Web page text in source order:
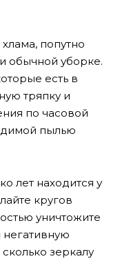
попутно
обычной уборке.
есть в
тряпку и
по часовой
пылью
лет находится у
кругов
уничтожите
зеркалу